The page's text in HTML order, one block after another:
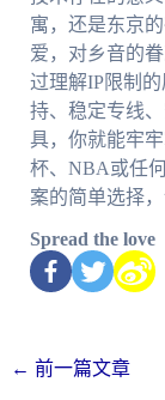
寓，还是东京
爱，对乡音的
过理解IP限制
持、稳定专线
具，你就能牢
杯、NBA或任
案的简单选择
Spread the love
← 前一篇文章